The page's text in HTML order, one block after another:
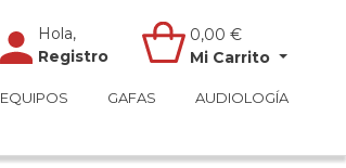
Hola,
Registro
0,00 €
Mi Carrito
EQUIPOS GAFAS AUDIOLOGÍA
Hola,
Registro
0,00 €
Mi Carrito
EQUIPOS GAFAS AUDIOLOGÍA